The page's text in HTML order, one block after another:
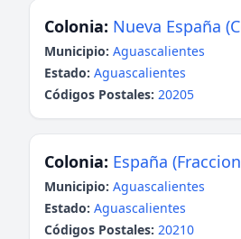
Colonia: Nueva España
Municipio: Aguascalientes
Estado: Aguascalientes
Códigos Postales: 20205
Colonia: España
Municipio: Aguascalientes
Estado: Aguascalientes
Códigos Postales: 20210